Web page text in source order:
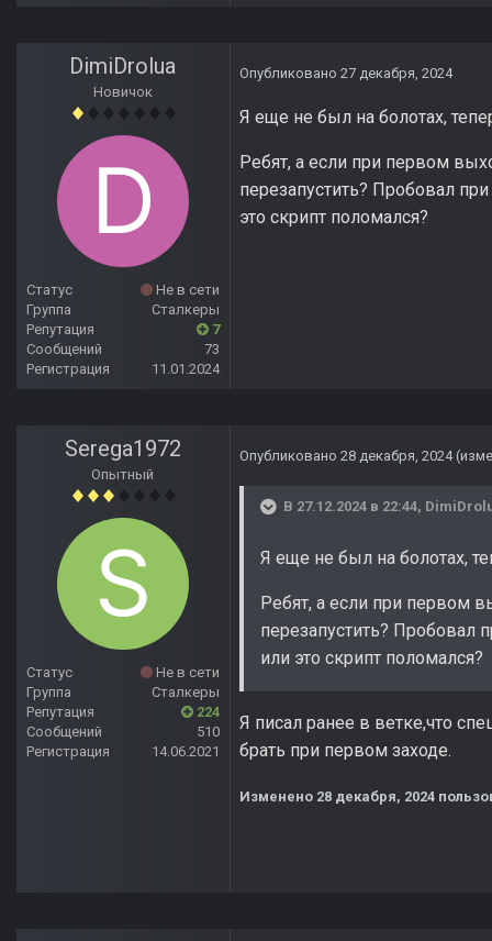
DimiDrolua
Новичок
Статус
Не в сети
Группа
Сталкеры
Репутация
7
Сообщений
73
Регистрация
11.01.2024
Опубликовано 27 декабря, 2024
Я еще не был на болотах,
Ребят, а если при первом
перезапустить? Пробовал
это скрипт поломался?
Serega1972
Опытный
Статус
Не в сети
Группа
Сталкеры
Репутация
224
Сообщений
510
Регистрация
14.06.2021
Опубликовано 28 декабря, 2024
В 27.12.2024 в 22:44,
Я еще не был на болотах,
Ребят, а если при первом
перезапустить? Пробовал
или это скрипт поломался?
Я писал ранее в ветке,что
брать при первом заходе.
Изменено 28 декабря, 2024